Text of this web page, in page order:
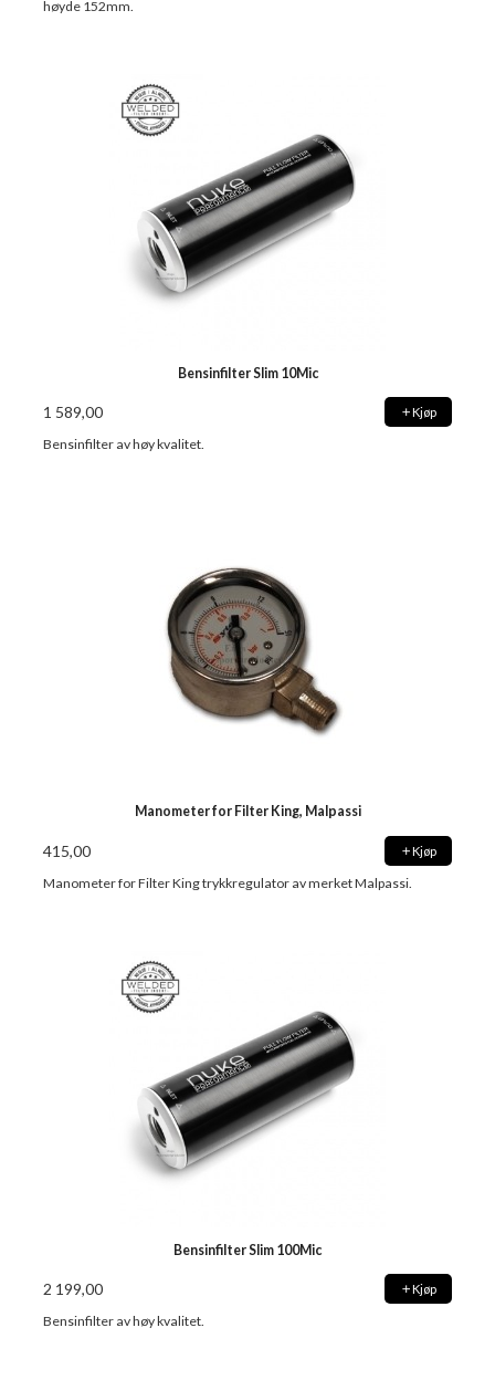
høyde 152mm.
Bensinfilter Slim 10Mic
1 589,00 Kjøp
Bensinfilter av høy kvalitet.
Manometer for Filter King, Malpassi
415,00 Kjøp
Manometer for Filter King trykkregulator av merket Malpassi.
Bensinfilter Slim 100Mic
2 199,00 Kjøp
Bensinfilter av høy kvalitet.